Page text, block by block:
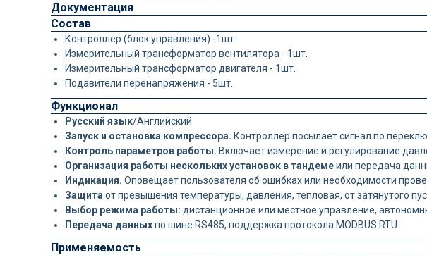
Документация
Состав
Контроллер (блок управления) -1шт.
Измерительный трансформатор вентилятора - 1шт.
Измерительный трансформатор двигателя - 1шт.
Подавители перенапряжения - 5шт.
Функционал
Русский язык/Английский
Запуск и остановка компрессора. Контроллер посылает сигнал по
Контроль параметров работы. Включает измерение и регулирование
Организация работы нескольких установок в тандемеили передача
Индикация. Оповещает пользователя об ошибках или необходимости
Защита от превышения температуры, давления, тепловая, от затянутого
Выбор режима работы: дистанционное или местное управление,
Передача данныхпо шине RS485, поддержка протокола MODBUS RTU.
Применяемость